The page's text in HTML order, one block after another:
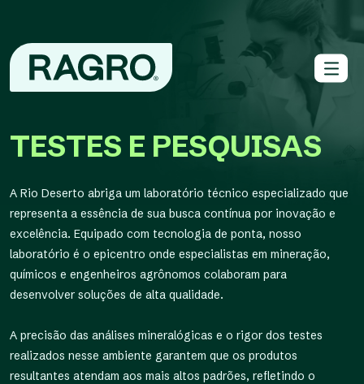
TESTES E PESQUISAS
A Rio Deserto abriga um laboratório técnico especializado que
representa a essência de sua busca contínua por inovação e
excelência. Equipado com tecnologia de ponta, nosso
laboratório é o epicentro onde especialistas em mineração,
químicos e engenheiros agrônomos colaboram para
desenvolver soluções de alta qualidade.
A precisão das análises mineralógicas e o rigor dos testes
realizados nesse ambiente garantem que os produtos
resultantes atendam aos mais altos padrões, refletindo o